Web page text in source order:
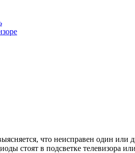
что неисправен один
стоят в подсветке телевизора